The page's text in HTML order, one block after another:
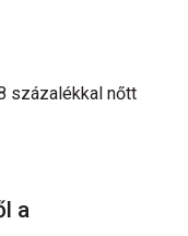
százalékkal nőtt
a